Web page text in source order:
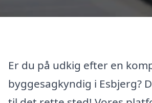
Er du på udkig efter en
byggesagkyndig i Esbjerg?